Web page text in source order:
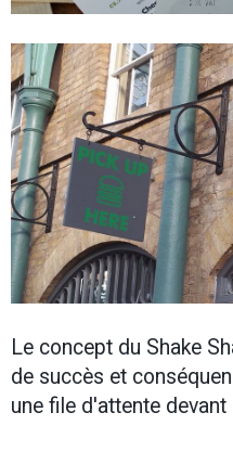
Le concept du Shake
de succès et
une file d'attente